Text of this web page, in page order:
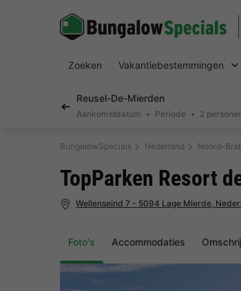
Zoeken Vakantiebestemmingen
Reusel-De-Mierden
Aankomstdatum Periode 2
BungalowSpecials Nederland Noord-
Foto's Accommodaties
TopParken Resort
Wellenseind 7 - 5094 Lage Mierde,